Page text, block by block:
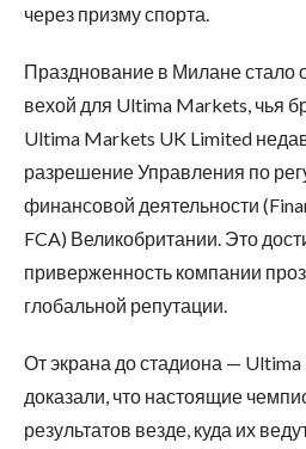
через призму спорта.
Празднование в Милане стало
вехой для Ultima Markets, чья
Ultima Markets UK Limited
разрешение Управления по
финансовой деятельности
FCA) Великобритании. Это
приверженность компании
глобальной репутации.
От экрана до стадиона —
доказали, что настоящие
результатов везде, куда их